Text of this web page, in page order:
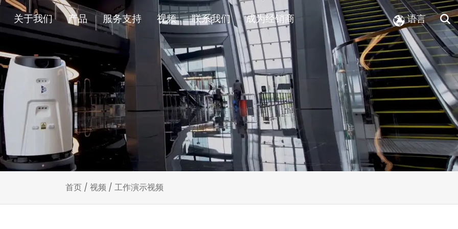
关于我们 产品 服务支持 视频 联系我们 成为经销商 语言
首页 / 视频 / 工作演示视频